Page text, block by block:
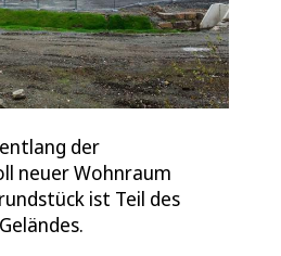
der
neuer Wohnraum
ist Teil des